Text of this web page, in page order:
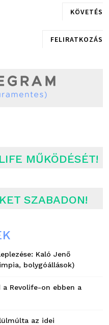
KÖVETÉS
FELIRATKOZÁS
MŰKÖDÉSÉT!
SZABADON!
Kaló Jenő
bolygóállások)
a Revolife-on ebben a
az idei